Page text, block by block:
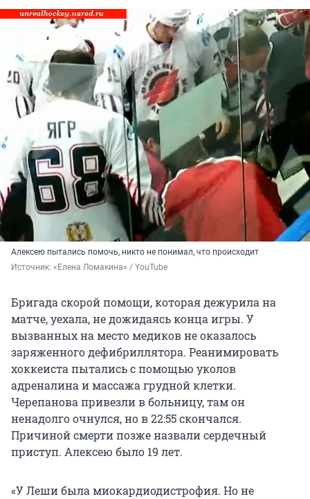
Алексею пытались помочь, никто не понимал, что происходит
Источник: «Елена Ломакина» / YouTube
Бригада скорой помощи, которая дежурила на
матче, уехала, не дожидаясь конца игры. У
вызванных на место медиков не оказалось
заряженного дефибриллятора. Реанимировать
хоккеиста пытались с помощью уколов
адреналина и массажа грудной клетки.
Черепанова привезли в больницу, там он
ненадолго очнулся, но в 22:55 скончался.
Причиной смерти позже назвали сердечный
приступ. Алексею было 19 лет.
«У Леши была миокардиодистрофия. Но не